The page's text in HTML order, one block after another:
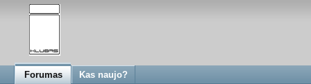
Forumas Kas naujo?